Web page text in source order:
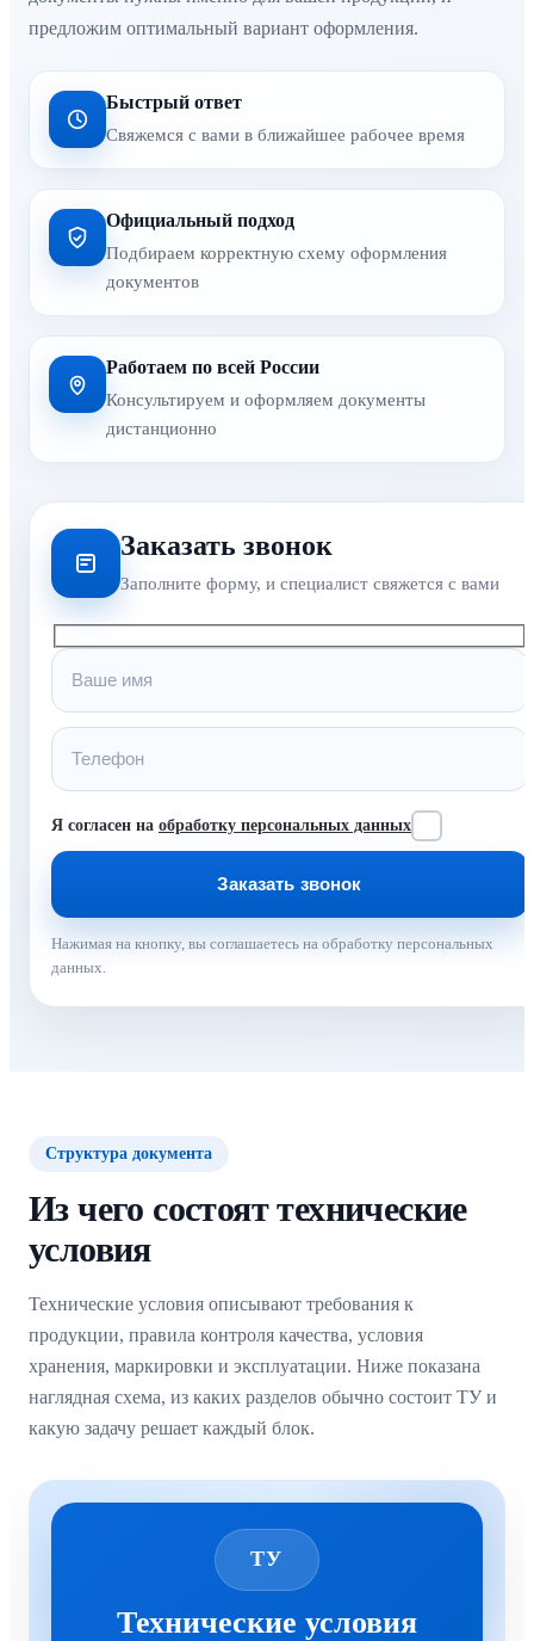
предложим оптимальный вариант оформления.
Быстрый ответ
Свяжемся с вами в ближайшее рабочее время
Официальный подход
Подбираем корректную схему оформления
документов
Работаем по всей России
Консультируем и оформляем документы
дистанционно
Заказать звонок
Заполните форму, и специалист свяжется с вами
Я согласен на обработку персональных данных
Нажимая на кнопку, вы соглашаетесь на обработку персональных
данных.
Структура документа
Из чего состоят технические
условия
Технические условия описывают требования к
продукции, правила контроля качества, условия
хранения, маркировки и эксплуатации. Ниже показана
наглядная схема, из каких разделов обычно состоит ТУ и
какую задачу решает каждый блок.
ТУ
Технические условия